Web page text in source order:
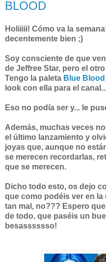
BLOOD
Holiiiii! Cómo va la
decentemente bien ;)
Soy consciente de que
de Jeffree Star, pero el
Tengo la paleta Blue Blood
look con ella para el
Eso no podía ser y... le
Además, muchas veces
el último lanzamiento y
joyas que, aunque no
se merecen recordarlas,
que se merecen.
Dicho todo esto, os dejo
que como podéis ver en
tan mal, no??? Espero
de todo, que paséis un
besasssssso!